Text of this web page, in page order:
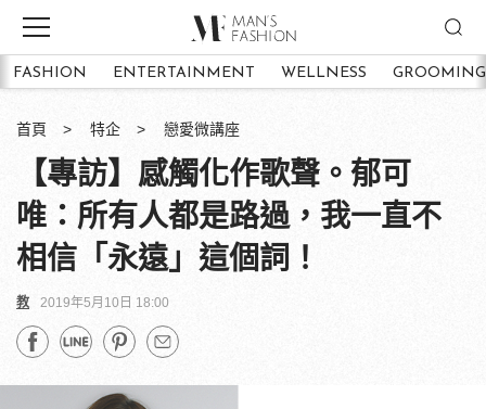
FASHION ENTERTAINMENT WELLNESS GROOMING
首頁 特企 戀愛微講座
【專訪】感觸化作歌聲。郁可
唯：所有人都是路過，我一直不
相信「永遠」這個詞！
教 2019年5月10日 18:00